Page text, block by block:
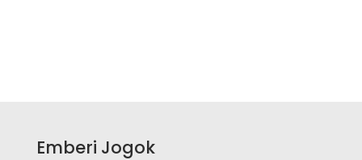
Emberi Jogok